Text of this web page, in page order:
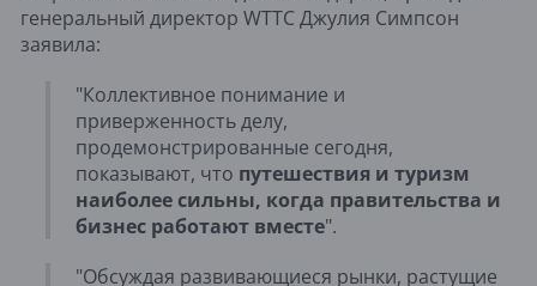
генеральный директор WTTC Джулия Симпсон
заявила:
"Коллективное понимание и
приверженность делу,
продемонстрированные сегодня,
показывают, что путешествия и туризм
наиболее сильны, когда правительства и
бизнес работают вместе".
"Обсуждая развивающиеся рынки, растущие